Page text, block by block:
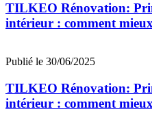
TILKEO Rénovation:
intérieur : comment
Publié le 30/06/2025
TILKEO Rénovation:
intérieur : comment